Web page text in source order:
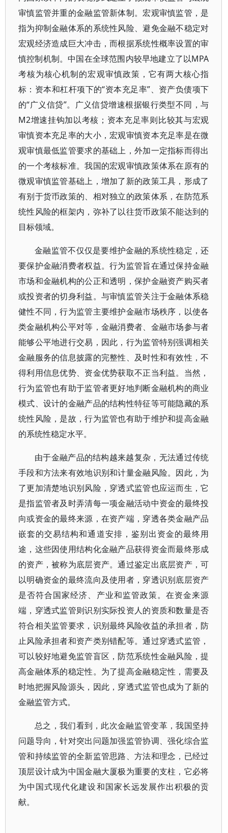
审慎监管并重的金融监管新体制。宏观审慎监管，是
指为抑制金融体系的系统性风险、避免金融不稳定对
宏观经济造成巨大冲击，而根据系统性概率设置的审
慎控制机制。中国在全球范围内较早地建立了以MPA
考核为核心机制的宏观审慎政策，它有两大核心指
标：资本和杠杆项下的“资本充足率”、资产负债项下
的“广义信贷”。广义信贷增速根据银行类型不同，与
M2增速挂钩加以考核；资本充足率则比较其与宏观
审慎资本充足率的大小，宏观审慎资本充足率是在微
观审慎最低监管要求的基础上，外加一定指标而得出
的一个考核标准。我国的宏观审慎政策体系在原有的
微观审慎监管基础上，增加了新的政策工具，形成了
有别于货币政策的、相对独立的政策体系，在防范系
统性风险的框架内，弥补了以往货币政策不能达到的
目标领域。
金融监管不仅仅是要维护金融的系统性稳定，还
要保护金融消费者权益。行为监管旨在通过保持金融
市场和金融机构的公正和透明，保护金融资产购买者
或投资者的切身利益。与审慎监管关注于金融体系稳
健性不同，行为监管主要维护金融市场秩序，以使各
类金融机构公平对等，金融消费者、金融市场参与者
能够公平地进行交易，因此，行为监管特别强调相关
金融服务的信息披露的完整性、及时性和有效性，不
得利用信息优势、资金优势获取不正当利益。当然，
行为监管也有助于监管者更好地判断金融机构的商业
模式、设计的金融产品的结构性特征等可能隐藏的系
统性风险，是故，行为监管也有助于维护和提高金融
的系统性稳定水平。
由于金融产品的结构越来越复杂，无法通过传统
手段和方法来有效地识别和计量金融风险。因此，为
了更加清楚地识别风险，穿透式监管也应运而生，它
是指监管者及时弄清每一项金融活动中资金的最终投
向或资金的最终来源，在资产端，穿透各类金融产品
嵌套的交易结构和通道安排，鉴别出资金的最终用
途，这些因使用结构化金融产品获得资金而最终形成
的资产，被称为底层资产。通过鉴定出底层资产，可
以明确资金的最终流向及使用者，穿透识别底层资产
是否符合国家经济、产业和监管政策。在资金来源
端，穿透式监管则识别实际投资人的资质和数量是否
符合相关监管要求，识别最终风险收益的承担者，防
止风险承担者和资产类别错配等。通过穿透式监管，
可以较好地避免监管盲区，防范系统性金融风险，提
高金融体系的稳定性。为了提高金融稳定性，需要及
时地把握风险源头，因此，穿透式监管也成为了新的
金融监管方式。
总之，我们看到，此次金融监管变革，我国坚持
问题导向，针对突出问题加强监管协调、强化综合监
管和持续监管的全新监管思路、方法和理念，已经过
顶层设计成为中国金融大厦极为重要的支柱，它必将
为中国式现代化建设和国家长远发展作出积极的贡
献。